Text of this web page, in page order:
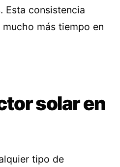
Esta consistencia
más tiempo en
solar en
tipo de